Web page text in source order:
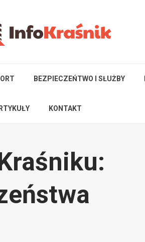
BEZPIECZEŃTWO I SŁUŻBY
KONTAKT